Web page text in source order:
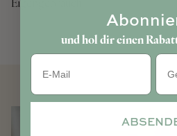
und hol dir einen